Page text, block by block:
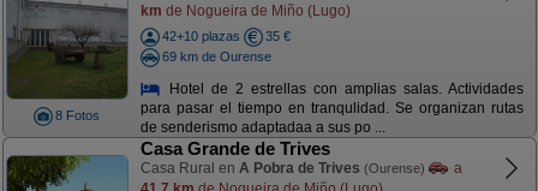
8 Fotos
km de Nogueira de Miño (Lugo)
42+10 plazas
35 €
69 km de Ourense
Hotel de 2 estrellas con amplias salas. Actividades
para pasar el tiempo en tranqulidad. Se organizan rutas
de senderismo adaptadaa a sus po ...
Casa Grande de Trives
Casa Rural en A Pobra de Trives (Ourense)
a